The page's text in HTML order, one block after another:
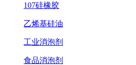
107硅橡胶
乙烯基硅油
工业消泡剂
食品消泡剂